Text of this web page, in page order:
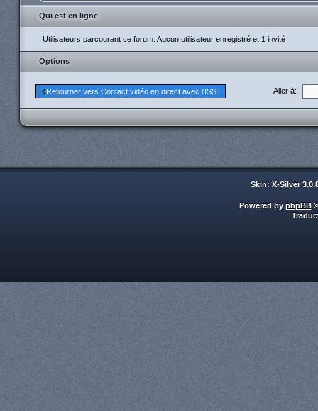
Qui est en ligne
Utilisateurs parcourant ce forum: Aucun utilisateur enregistré et 1 invité
Options
Retourner vers Contact vidéo en direct avec l'ISS Aller à:
Skin: X-Silver
Powered by phpBB©